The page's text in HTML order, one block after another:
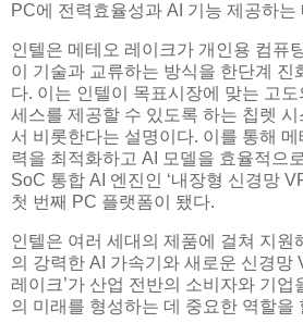
PC에 전력효율성과 AI 기능 제공하는
인텔은 메테오 레이크가 개인용 컴퓨
이 기술과 교류하는 방식을 한단계 진
다. 이는 인텔이 목표시장에 맞는 고
세스를 제공할 수 있도록 하는 칩렛
서 비롯한다는 설명이다. 이를 통해
력을 최적화하고 AI 모델을 효율적으
SoC 통합 AI 엔진인 ‘내장형 신경망
첫 번째 PC 플랫폼이 됐다.
인텔은 여러 세대의 제품에 걸쳐 지
의 강력한 AI 가속기와 새로운 신경망
레이크’가 산업 전반의 소비자와 기업
의 미래를 형성하는 데 중요한 역할을